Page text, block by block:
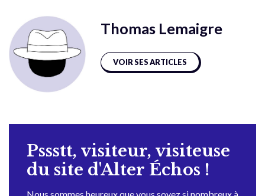
Thomas Lemaigre
VOIR SES ARTICLES
Pssstt, visiteur, visiteuse
du site d'Alter Échos !